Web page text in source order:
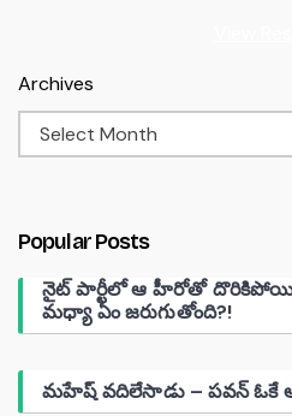
Archives
Popular Posts
నైట్ పార్టీలో ఆ హీరోతో
మధ్యా ఏం జరుగుతోంది?!
మహేష్ వదిలేసాడు – పవన్ ఓకే